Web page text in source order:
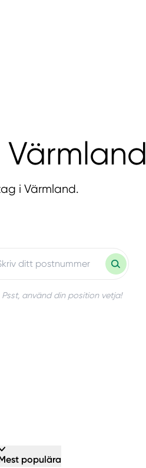
i Värmland.
Psst, använd din position vetja!
populära